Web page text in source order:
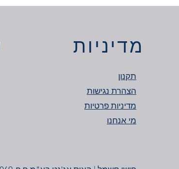
מדיניות
תקנון
הצהרת נגישות
מדיניות פרטיות
מי אנחנו